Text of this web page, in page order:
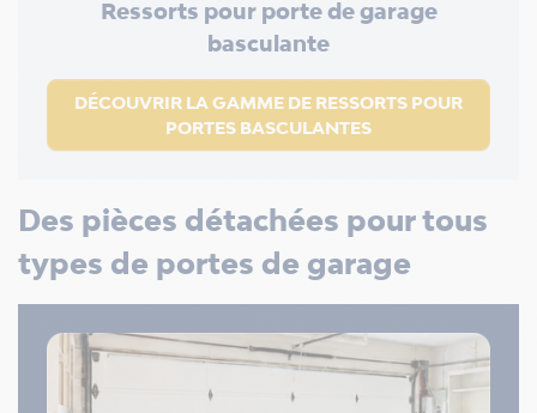
Ressorts pour porte de garage
basculante
DÉCOUVRIR LA GAMME DE RESSORTS POUR
PORTES BASCULANTES
Des pièces détachées pour tous
types de portes de garage